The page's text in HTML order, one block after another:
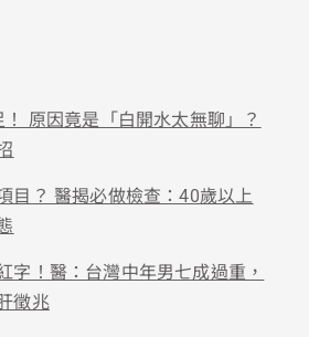
原因竟是「白開水太無聊」？
目？ 醫揭必做檢查：40歲以上
字！醫：台灣中年男七成過重，
徵兆